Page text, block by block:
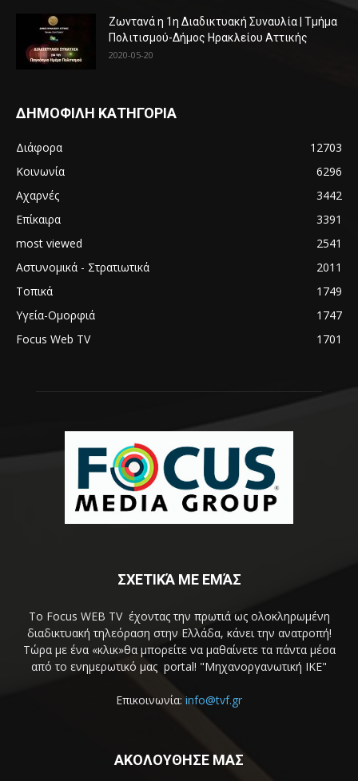
Ζωντανά η 1η Διαδικτυακή Συναυλία | Τμήμα
Πολιτισμού-Δήμος Ηρακλείου Αττικής
2020-05-20
ΔΗΜΟΦΙΛΗ ΚΑΤΗΓΟΡΙΑ
Διάφορα
12703
Κοινωνία
6296
Αχαρνές
3442
Επίκαιρα
3391
most viewed
2541
Αστυνομικά - Στρατιωτικά
2011
Τοπικά
1749
Υγεία-Ομορφιά
1747
Focus Web TV
1701
ΣΧΕΤΙΚΆ ΜΕ ΕΜΆΣ
Το Focus WEB TV έχοντας την πρωτιά ως ολοκληρωμένη
διαδικτυακή τηλεόραση στην Ελλάδα, κάνει την ανατροπή!
Τώρα με ένα «κλικ»θα μπορείτε να μαθαίνετε τα πάντα μέσα
από το ενημερωτικό μας portal! "Μηχανοργανωτική ΙΚΕ"
Επικοινωνία: info@tvf.gr
ΑΚΟΛΟΥΘΗΣΕ ΜΑΣ